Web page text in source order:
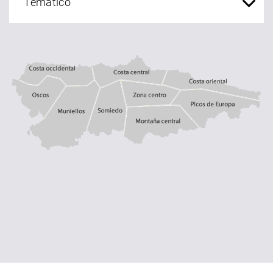
Costa occidental
Oscos Muniellos Somiedo
Costa central
zona centro
Montaña central Picos de Europa